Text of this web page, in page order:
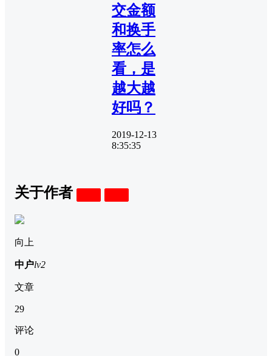
交金额
和换手
率怎么
看，是
越大越
好吗？
2019-12-13
8:35:35
关于作者
向上
中户lv2
文章
29
评论
0